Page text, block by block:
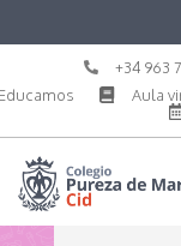
+34 963
Aula